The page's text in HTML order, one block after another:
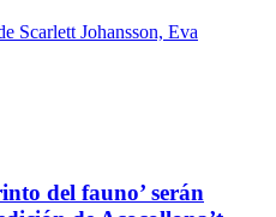
Scarlett Johansson, Eva
del fauno’ serán